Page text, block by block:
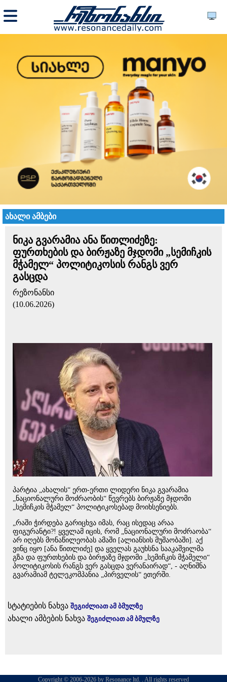
ახალი ამბები
ნიკა გვარამია ანა წითლიძეზე:
ფურთხების და ბირჟაზე მჯდომი „სემიჩკის
მჭამელ“ პოლიტიკოსის რანგს ვერ
გასცდა
რეზონანსი
(10.06.2026)
პარტია „ახალის“ ერთ-ერთი ლიდერი ნიკა გვარამია
„ნაციონალური მოძრაობის“ წევრებს ბირჟაზე მჯდომი
„სემიჩკის მჭამელ“ პოლიტიკოსებად მოიხსენიებს.
„რაში ჭირდება გარიცხვა იმას, რაც ისედაც არაა
ფიგურანტი?! ყველამ იცის, რომ „ნაციონალური მოძრაობა“
არ იღებს მონაწილეობას ამაში [ალიანსის მუშაობაში]. აქ
ვინც იყო [ანა წითლიძე] და ყველას გაუხსნა სააკაშვილმა
გზა და ფურთხების და ბირჟაზე მჯდომი „სემიჩკის მჭამელი“
პოლიტიკოსის რანგს ვერ გასცდა ვერანაირად“, - აღნიშნა
გვარამიამ ტელეკომპანია „პირველის“ ეთერში.
სტატიების ნახვა შეგიძლიათ ამ ბმულზე
ახალი ამბების ნახვა შეგიძლიათ ამ ბმულზე
Copyright © 2006-2026 by Resonance ltd. . All rights reserved